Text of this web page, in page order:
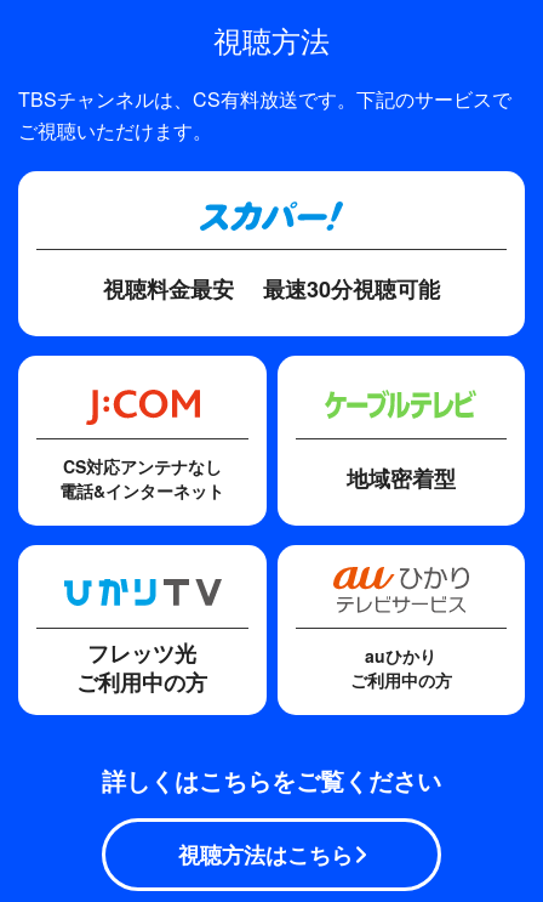
な青年貴族バリスとの結婚を命じる。ロミオとの愛
ウィリアム・シェイクスピアが世に放ってから世界
中で幾度となく公演されてきた恋愛悲劇の傑作！
2009年以降も熊川哲也 Kバレエ カンパニーは意欲
的に公演を続け、その度に喝采を浴びてきた不朽の
視聴方法
TBSチャンネルは、CS有料放送です。下記のサービスで
ご視聴いただけます。
視聴料金最安 最速30分視聴可能
CS対応アンテナなし
電話&インターネット
地域密着型
フレッツ光
ご利用中の方
auひかり
ご利用中の方
詳しくはこちらをご覧ください
視聴方法はこちら